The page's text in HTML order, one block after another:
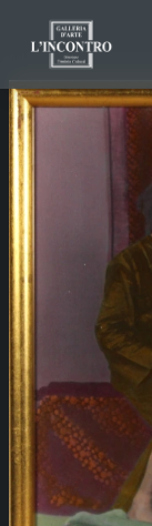
CHI SIAMO
NEWS ED
ARTISTI E
CONTATTI